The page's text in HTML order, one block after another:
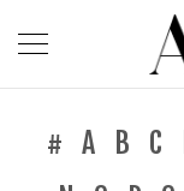
# A B C